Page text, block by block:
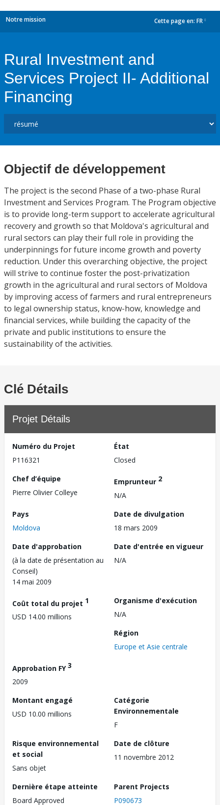
Notre mission Cette page en: FR
Rural Investment and
Services Project II- Additional
Financing
Objectif de développement
The project is the second Phase of a two-phase Rural
Investment and Services Program. The Program objective
is to provide long-term support to accelerate agricultural
recovery and growth so that Moldova's agricultural and
rural sectors can play their full role in providing the
underpinnings for future income growth and poverty
reduction. Under this overarching objective, the project
will strive to continue foster the post-privatization
growth in the agricultural and rural sectors of Moldova
by improving access of farmers and rural entrepreneurs
to legal ownership status, know-how, knowledge and
financial services, while building the capacity of the
private and public institutions to ensure the
sustainability of the activities.
Clé Détails
Projet Détails
Numéro du Projet
P116321
État
Closed
Chef d’équipe
Pierre Olivier Colleye
Emprunteur 2
N/A
Pays
Moldova
Date de divulgation
18 mars 2009
Date d'approbation
(à la date de présentation au
Conseil)
14 mai 2009
Date d'entrée en vigueur
N/A
Coût total du projet 1
USD 14.00 millions
Organisme d'exécution
N/A
Région
Europe et Asie centrale
Approbation FY3
2009
Montant engagé
USD 10.00 millions
Catégorie
Environnementale
F
Risque environnemental
et social
Sans objet
Date de clôture
11 novembre 2012
Dernière étape atteinte
Board Approved
Parent Projects
P090673